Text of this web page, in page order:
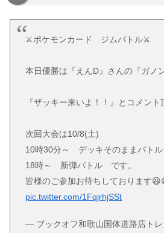
⚔️ポケモンカード ジムバトル⚔️
本日優勝は『えんD』さんの『ガノ
『ザッキー来いよ！！』とコメン
次回大会は10/8(土)
10時30分～ デッキそのままバトル
18時～ 新弾バトル です。
皆様のご参加お待ちしております
pic.twitter.com/1FqjrhjSSt
— ブックオフ和歌山国体道路店トレ